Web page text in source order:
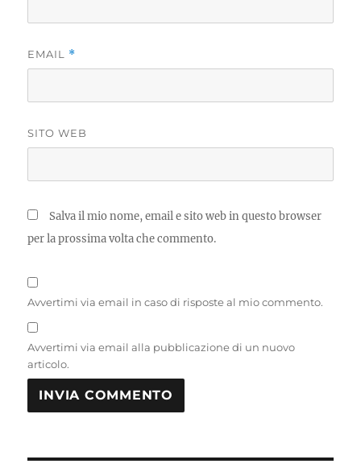
EMAIL *
SITO WEB
Salva il mio nome, email e sito web in questo browser
per la prossima volta che commento.
Avvertimi via email in caso di risposte al mio commento.
Avvertimi via email alla pubblicazione di un nuovo
articolo.